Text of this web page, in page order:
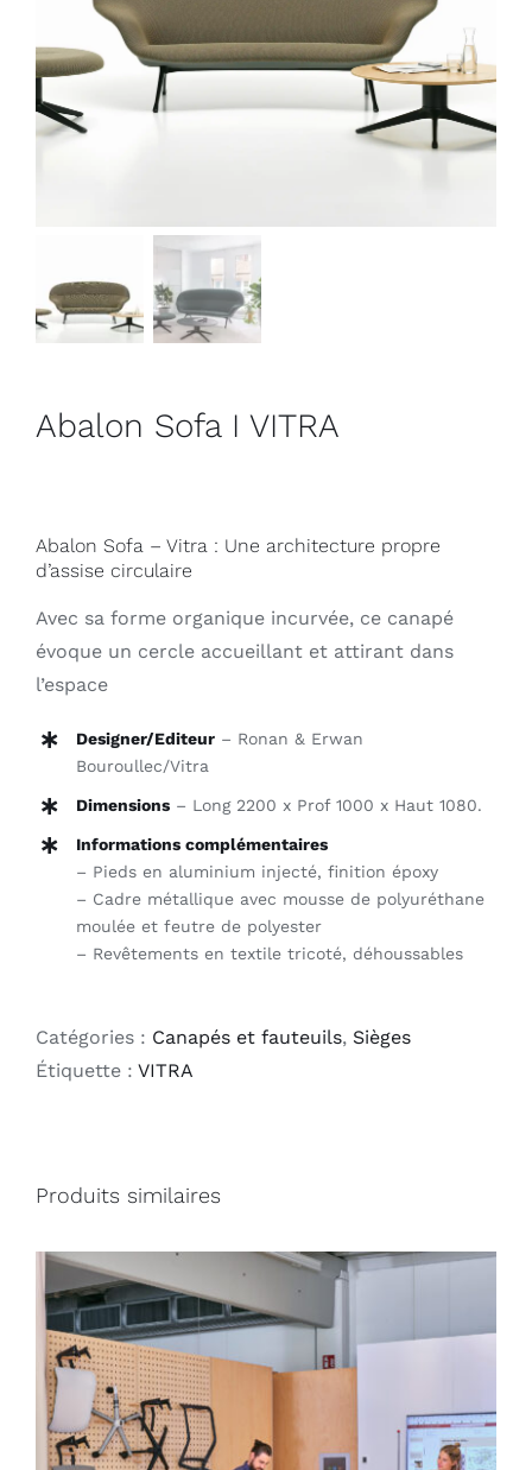
Outlet
Abalon Sofa I VITRA
Abalon Sofa – Vitra : Une architecture propre
d’assise circulaire
Avec sa forme organique incurvée, ce canapé
évoque un cercle accueillant et attirant dans
l’espace
Designer/Editeur– Ronan & Erwan
Bouroullec/Vitra
Dimensions– Long 2200 x Prof 1000 x Haut 1080.
Informations complémentaires
– Pieds en aluminium injecté, finition époxy
– Cadre métallique avec mousse de polyuréthane
moulée et feutre de polyester
– Revêtements en textile tricoté, déhoussables
Catégories : Canapés et fauteuils, Sièges
Étiquette : VITRA
Produits similaires